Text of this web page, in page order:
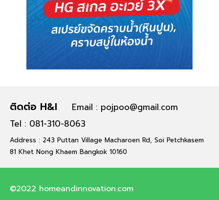
ติดต่อ H&I
Email : pojpoo@gmail.com
Tel : 081-310-8063
Address : 243 Puttan Village Macharoen Rd, Soi Petchkasem
81 Khet Nong Khaem Bangkok 10160
©2022 homeandinnovation.com